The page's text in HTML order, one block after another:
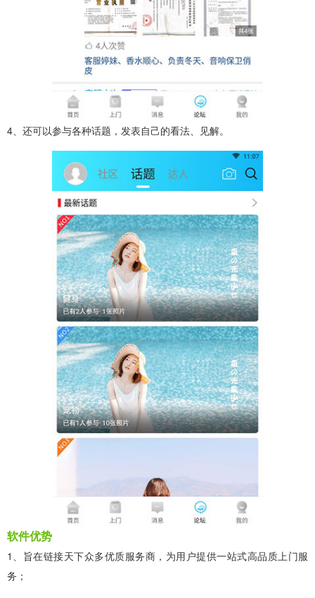
4、还可以参与各种话题，发表自己的看法、见解。
软件优势
1、旨在链接天下众多优质服务商，为用户提供一站式高品质上门服
务；